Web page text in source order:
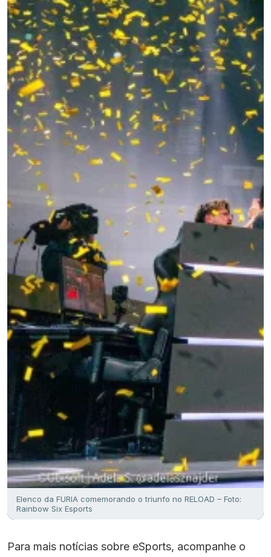
Elenco da FURIA comemorando o triunfo no RELOAD – Foto:
Rainbow Six Esports
Para mais notícias sobre eSports, acompanhe o